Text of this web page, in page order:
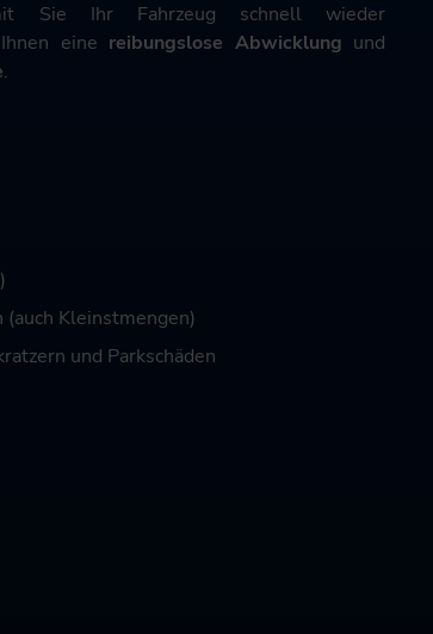
Sie Ihr Fahrzeug schnell wieder
eine reibungslose Abwicklung und
.
Kleinstmengen)
und Parkschäden